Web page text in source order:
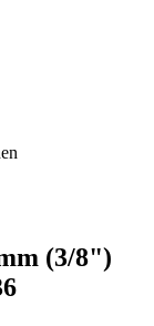
(3/8")